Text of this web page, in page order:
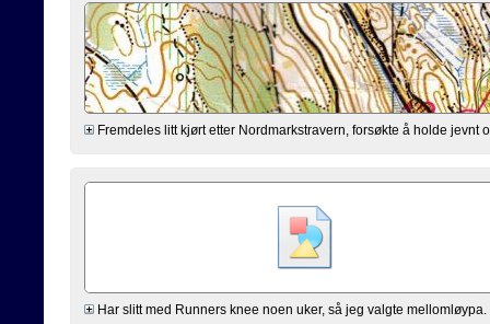
Fremdeles litt kjørt etter Nordmarkstravern, forsøkte å holde jevnt
Har slitt med Runners knee noen uker, så jeg valgte